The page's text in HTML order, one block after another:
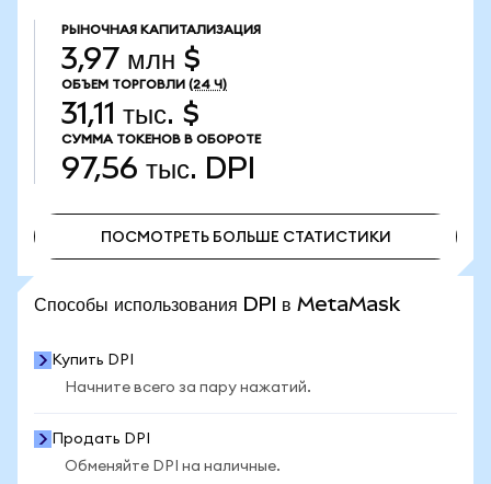
РЫНОЧНАЯ КАПИТАЛИЗАЦИЯ
3,97 млн $
ОБЪЕМ ТОРГОВЛИ (24 Ч)
31,11 тыс. $
СУММА ТОКЕНОВ В ОБОРОТЕ
97,56 тыс. DPI
ПОСМОТРЕТЬ БОЛЬШЕ СТАТИСТИКИ
Способы использования DPI в MetaMask
Купить DPI
Начните всего за пару нажатий.
Продать DPI
Обменяйте DPI на наличные.